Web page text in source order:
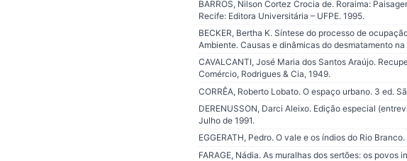
BARROS, Nilson Cortez Crocia de. Roraima:
Recife: Editora Universitária – UFPE. 1995.
BECKER, Bertha K. Síntese do processo de
Ambiente. Causas e dinâmicas do desmatamento
CAVALCANTI, José Maria dos Santos Araújo.
Comércio, Rodrigues & Cia, 1949.
CORRÊA, Roberto Lobato. O espaço urbano. 3 ed.
DERENUSSON, Darci Aleixo. Edição especial
Julho de 1991.
EGGERATH, Pedro. O vale e os índios do Rio
FARAGE, Nádia. As muralhas dos sertões: os povos